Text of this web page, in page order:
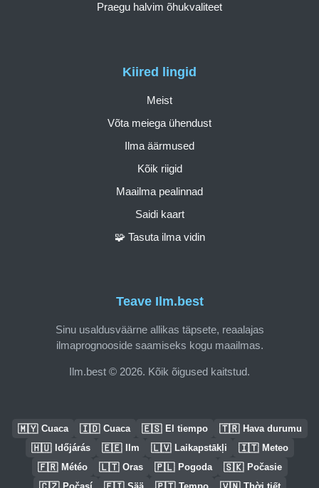
Teave Ilm.best
Sinu usaldusväärne allikas täpsete, reaalajas
ilmaprognooside saamiseks kogu maailmas.
Ilm.best © 2026. Kõik õigused kaitstud.
Kiired lingid
Meist
Võta meiega ühendust
Ilma äärmused
Kõik riigid
Maailma pealinnad
Saidi kaart
🧩 Tasuta ilma vidin
Praegu halvim õhukvaliteet
🇲🇾 Cuaca 🇮🇩 Cuaca 🇪🇸 El tiempo 🇹🇷 Hava durumu
🇭🇺 Időjárás 🇪🇪 Ilm 🇱🇻 Laikapstākļi 🇮🇹 Meteo
🇫🇷 Météo 🇱🇹 Oras 🇵🇱 Pogoda 🇸🇰 Počasie